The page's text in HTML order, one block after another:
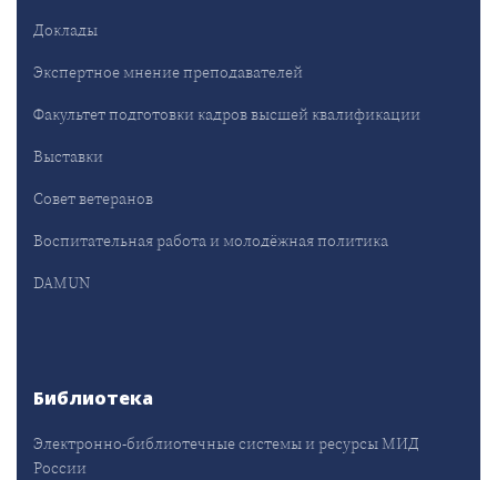
Доклады
Экспертное мнение преподавателей
Факультет подготовки кадров высшей квалификации
Выставки
Совет ветеранов
Воспитательная работа и молодёжная политика
DAMUN
Библиотека
Электронно-библиотечные системы и ресурсы МИД
России